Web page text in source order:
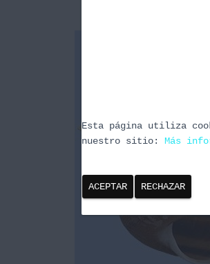
Esta página utiliza
nuestro sitio: Más
ACEPTAR RECHAZAR